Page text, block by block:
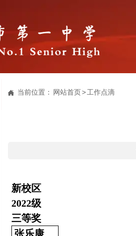
新校区
2022级
三等奖
张乐康
 当前位置： 网站首页> 工作点滴